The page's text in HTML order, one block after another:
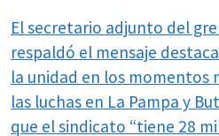
El secretario adjunto del
respaldó el mensaje
la unidad en los momentos
las luchas en La Pampa y
que el sindicato “tiene 28